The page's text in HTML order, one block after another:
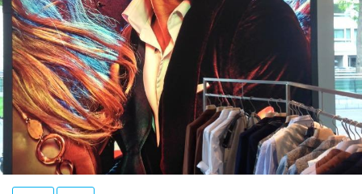
Nieuws, interviews & blogs
Eten
Drinken
Slapen
Recreatief
Winkels